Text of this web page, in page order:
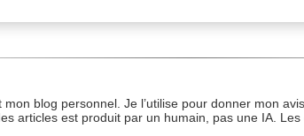
mon blog personnel. Je l’utilise pour donner mon
articles est produit par un humain, pas une IA.